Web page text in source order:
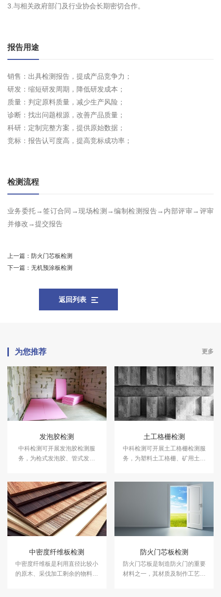
3.与相关政府部门及行业协会长期密切合作。
报告用途
销售：出具检测报告，提成产品竞争力；
研发：缩短研发周期，降低研发成本；
质量：判定原料质量，减少生产风险；
诊断：找出问题根源，改善产品质量；
科研：定制完整方案，提供原始数据；
竞标：报告认可度高，提高竞标成功率；
检测流程
业务委托→签订合同→现场检测→编制检测报告→内部评审→评审
并修改→提交报告
上一篇： 防火门芯板检测
下一篇： 无机预涂板检测
返回列表
为您推荐 更多
发泡胶检测
中科检测可开展发泡胶检测服
务，为枪式发泡胶、管式发泡
数、硬度、抗剪强度等指标检测
服务。
土工格栅检测
中科检测可开展土工格栅检测服
务，为塑料土工格栅、矿用土工
性能测试等指标检测服务。
中密度纤维板检测
中密度纤维板是利用直径比较小
的原木、采伐加工剩余的物料与
防火门芯板检测
防火门芯板是制造防火门的重要
材料之一，其材质及制作工艺对